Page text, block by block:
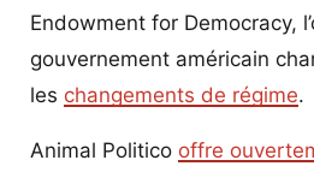
Endowment for Democracy,
gouvernement américain
les changements de régime.
Animal Politico offre